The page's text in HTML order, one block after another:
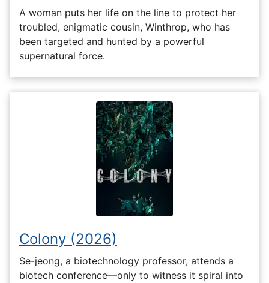
A woman puts her life on the line to protect her
troubled, enigmatic cousin, Winthrop, who has
been targeted and hunted by a powerful
supernatural force.
Colony (2026)
Se-jeong, a biotechnology professor, attends a
biotech conference—only to witness it spiral into